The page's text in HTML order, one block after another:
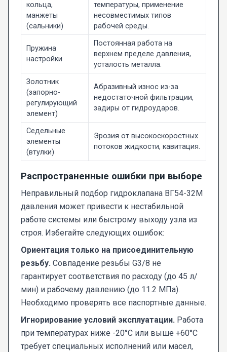
кольца,
манжеты
(сальники)
температуры, применение
несовместимых типов
рабочей среды.
Пружина
настройки
Постоянная работа на
верхнем пределе давления,
усталость металла.
Золотник
(запорно-
регулирующий
элемент)
Абразивный износ из-за
недостаточной фильтрации,
задиры от гидроударов.
Седельные
элементы
(втулки)
Эрозия от высокоскоростных
потоков жидкости, кавитация.
Распространенные ошибки при выборе
Неправильный подбор гидроклапана ВГ54-32М
давления может привести к нестабильной
работе системы или быстрому выходу узла из
строя. Избегайте следующих ошибок:
Ориентация только на присоединительную
резьбу. Совпадение резьбы G3/8 не
гарантирует соответствия по расходу (до 45 л/
мин) и рабочему давлению (до 11.2 МПа).
Необходимо проверять все паспортные данные.
Игнорирование условий эксплуатации. Работа
при температурах ниже -20°C или выше +60°C
требует специальных исполнений или масел,